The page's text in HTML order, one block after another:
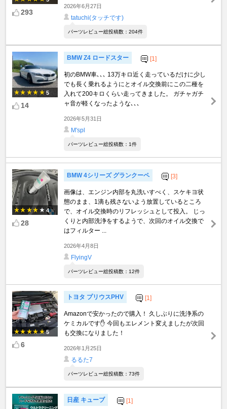
293
2026年6月27日
tatuchi(タッチです)
パーツレビュー総投稿数：204件
5
14
BMW Z4 ロードスター [1]
初のBMW車､､､ 13万キロ近く走っているだけに少し
でも長く乗れるようにとオイル交換前にこの二種を
入れて200キロくらい走ってきました。 ガチャガチ
ャ音が軽くなったような､､､
2026年5月31日
M'spl
パーツレビュー総投稿数：1件
4
28
BMW 4シリーズ グランクーペ [3]
画像は、エンジン内部を丸洗いすべく、スケキヨ状
態のまま、1滴も残さないよう放置しているところ
で、オイル交換時のリフレッシュとして投入。 じっ
くりと内部洗浄をするようで、次回のオイル交換で
はフィルター ...
2026年4月8日
FlyingV
パーツレビュー総投稿数：12件
5
6
トヨタ プリウスPHV [1]
Amazonで安かったので購入！ 久しぶりに洗浄系の
ケミカルです✋ 今回もエレメント変えましたが次回
も交換になりました！
2026年1月25日
るるた7
パーツレビュー総投稿数：73件
日産 キューブ [1]